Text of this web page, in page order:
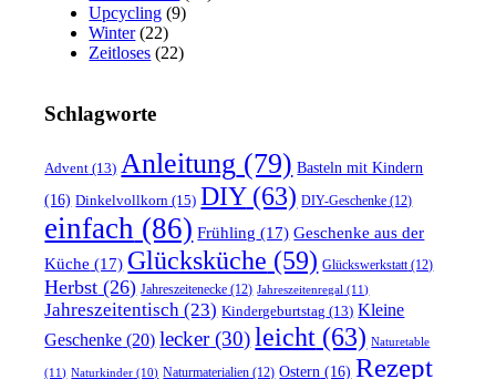
Upcycling (9)
Winter(22)
Zeitloses (22)
Schlagworte
Advent (13) Anleitung (79) Basteln mit Kindern
(16) Dinkelvollkorn (15) DIY(63) DIY-Geschenke (12)
einfach (86) Frühling (17) Geschenke aus der
Küche (17) Glücksküche (59) Glückswerkstatt (12)
Herbst (26) Jahreszeitenecke (12) Jahreszeitenregal (11)
Jahreszeitentisch (23) Kindergeburtstag (13) Kleine
Geschenke (20) lecker(30) leicht (63) Naturetable
(11) Naturkinder (10) Naturmaterialien (12) Ostern (16) Rezept